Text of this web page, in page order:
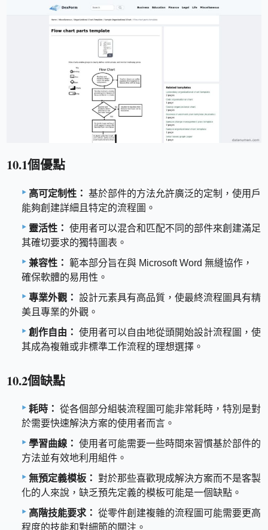
10.1個優點
高可定制性： 基於部件的方法允許廣泛的定制，使用戶
能夠創建詳細且特定的流程圖。
靈活性： 使用者可以混合和匹配不同的部件來創建滿足
其確切要求的獨特圖表。
兼容性：
範本部分旨在與 Microsoft Word 無縫協作，
確保軟體的易用性。
專業外觀： 設計元素具有高品質，使最終流程圖具有精
美且專業的外觀。
創作自由： 使用者可以自由地從頭開始設計流程圖，使
其成為複雜或非標準工作流程的理想選擇。
10.2個缺點
耗時： 從各個部分組裝流程圖可能非常耗時，特別是對
於需要快速解決方案的使用者而言。
學習曲線： 使用者可能需要一些時間來習慣基於部件的
方法並有效地利用組件。
無預定義模板： 對於那些喜歡現成解決方案而不是客製
化的人來說，缺乏預先定義的模板可能是一個缺點。
高階技能要求： 從零件創建複雜的流程圖可能需要更高
程度的技能和對細節的關注。